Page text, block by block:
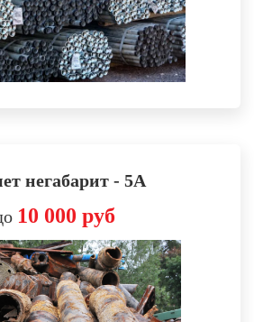
негабарит - 5А
10 000 руб